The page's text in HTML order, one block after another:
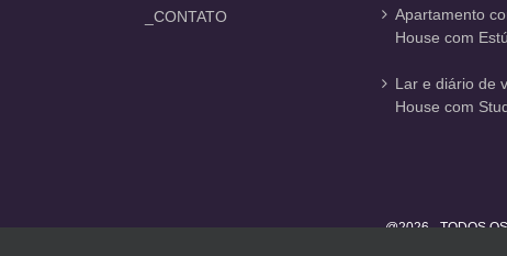
_CONTATO
Apartamento
House com
Lar e diário de
House com
@2026 - TODOS